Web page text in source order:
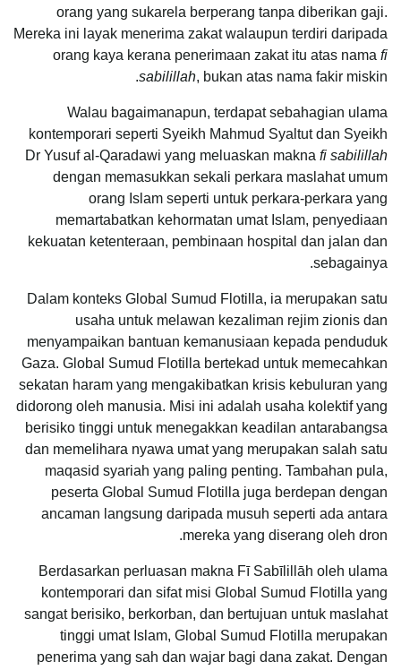
orang yang sukarela berperang tanpa diberikan gaji.
Mereka ini layak menerima zakat walaupun terdiri daripada
orang kaya kerana penerimaan zakat itu atas nama fi
sabilillah, bukan atas nama fakir miskin.
Walau bagaimanapun, terdapat sebahagian ulama
kontemporari seperti Syeikh Mahmud Syaltut dan Syeikh
Dr Yusuf al-Qaradawi yang meluaskan makna fi sabilillah
dengan memasukkan sekali perkara maslahat umum
orang Islam seperti untuk perkara-perkara yang
memartabatkan kehormatan umat Islam, penyediaan
kekuatan ketenteraan, pembinaan hospital dan jalan dan
sebagainya.
Dalam konteks Global Sumud Flotilla, ia merupakan satu
usaha untuk melawan kezaliman rejim zionis dan
menyampaikan bantuan kemanusiaan kepada penduduk
Gaza. Global Sumud Flotilla bertekad untuk memecahkan
sekatan haram yang mengakibatkan krisis kebuluran yang
didorong oleh manusia. Misi ini adalah usaha kolektif yang
berisiko tinggi untuk menegakkan keadilan antarabangsa
dan memelihara nyawa umat yang merupakan salah satu
maqasid syariah yang paling penting. Tambahan pula,
peserta Global Sumud Flotilla juga berdepan dengan
ancaman langsung daripada musuh seperti ada antara
mereka yang diserang oleh dron.
Berdasarkan perluasan makna Fī Sabīlillāh oleh ulama
kontemporari dan sifat misi Global Sumud Flotilla yang
sangat berisiko, berkorban, dan bertujuan untuk maslahat
tinggi umat Islam, Global Sumud Flotilla merupakan
penerima yang sah dan wajar bagi dana zakat. Dengan